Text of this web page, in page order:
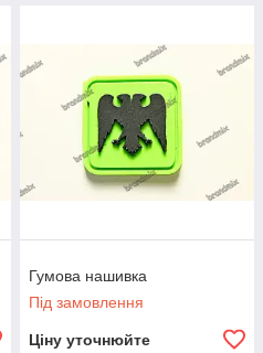
Гумова нашивка
Під замовлення
Ціну уточнюйте